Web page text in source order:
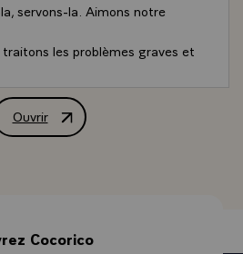
servons-la. Aimons notre
les problèmes graves et
de tous.
dur où nous vivons, où l'on
de tous ses enfants.\
vite dit : "Bonne Année pour
d'aujourd'hui puisse entrer
prochain. Nous avons le droit
Ce sont deux des nôtres qui,
Ouvrir
Allocution de M. François Mitterrand,
Cocorico